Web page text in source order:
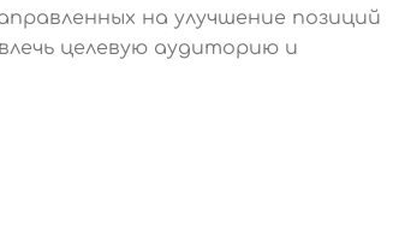
на улучшение позиций
целевую аудиторию и